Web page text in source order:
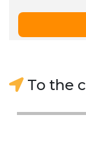
To the